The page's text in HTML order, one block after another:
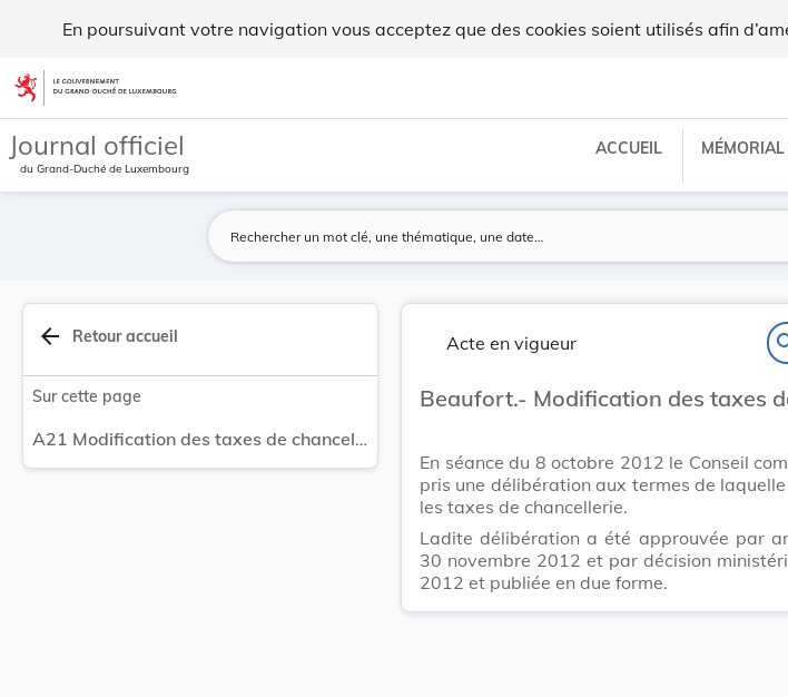
En poursuivant votre navigation vous acceptez que des cookies soient utilisés afin
Aller au contenu
Journal officiel
du Grand-Duché de Luxembourg
ACCUEIL
arrow_back Retour accueil
Sur cette page
A21 Modification des taxes de chancellerie.
Acte en vigueur
Beaufort.- Modification des taxes
En séance du 8 octobre 2012 le Conseil
pris une délibération aux termes de
les taxes de chancellerie.
Ladite délibération a été approuvée par
30 novembre 2012 et par décision
2012 et publiée en due forme.